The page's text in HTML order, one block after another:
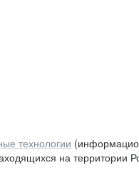
технологии
на территории